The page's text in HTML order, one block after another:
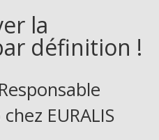
la
définition !
EURALIS